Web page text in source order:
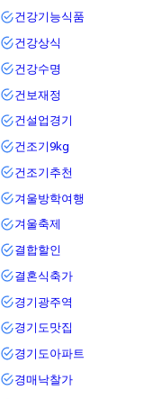
건강기능식품
건강상식
건강수명
건보재정
건설업경기
건조기9kg
건조기추천
겨울방학여행
겨울축제
결합할인
결혼식축가
경기광주역
경기도맛집
경기도아파트
경매낙찰가